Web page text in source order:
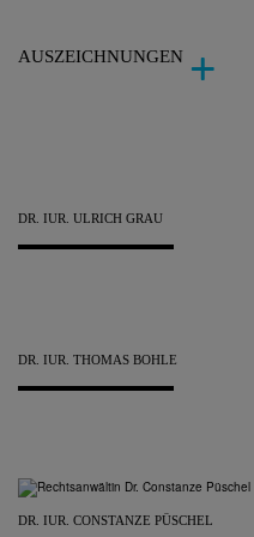
AUSZEICHNUNGEN
DR. IUR. ULRICH GRAU
DR. IUR. THOMAS BOHLE
DR. IUR. CONSTANZE PÜSCHEL